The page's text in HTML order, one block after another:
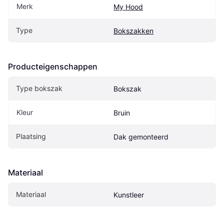
Merk My Hood
Type Bokszakken
Producteigenschappen
Type bokszak Bokszak
Kleur Bruin
Plaatsing Dak gemonteerd
Materiaal
Materiaal Kunstleer